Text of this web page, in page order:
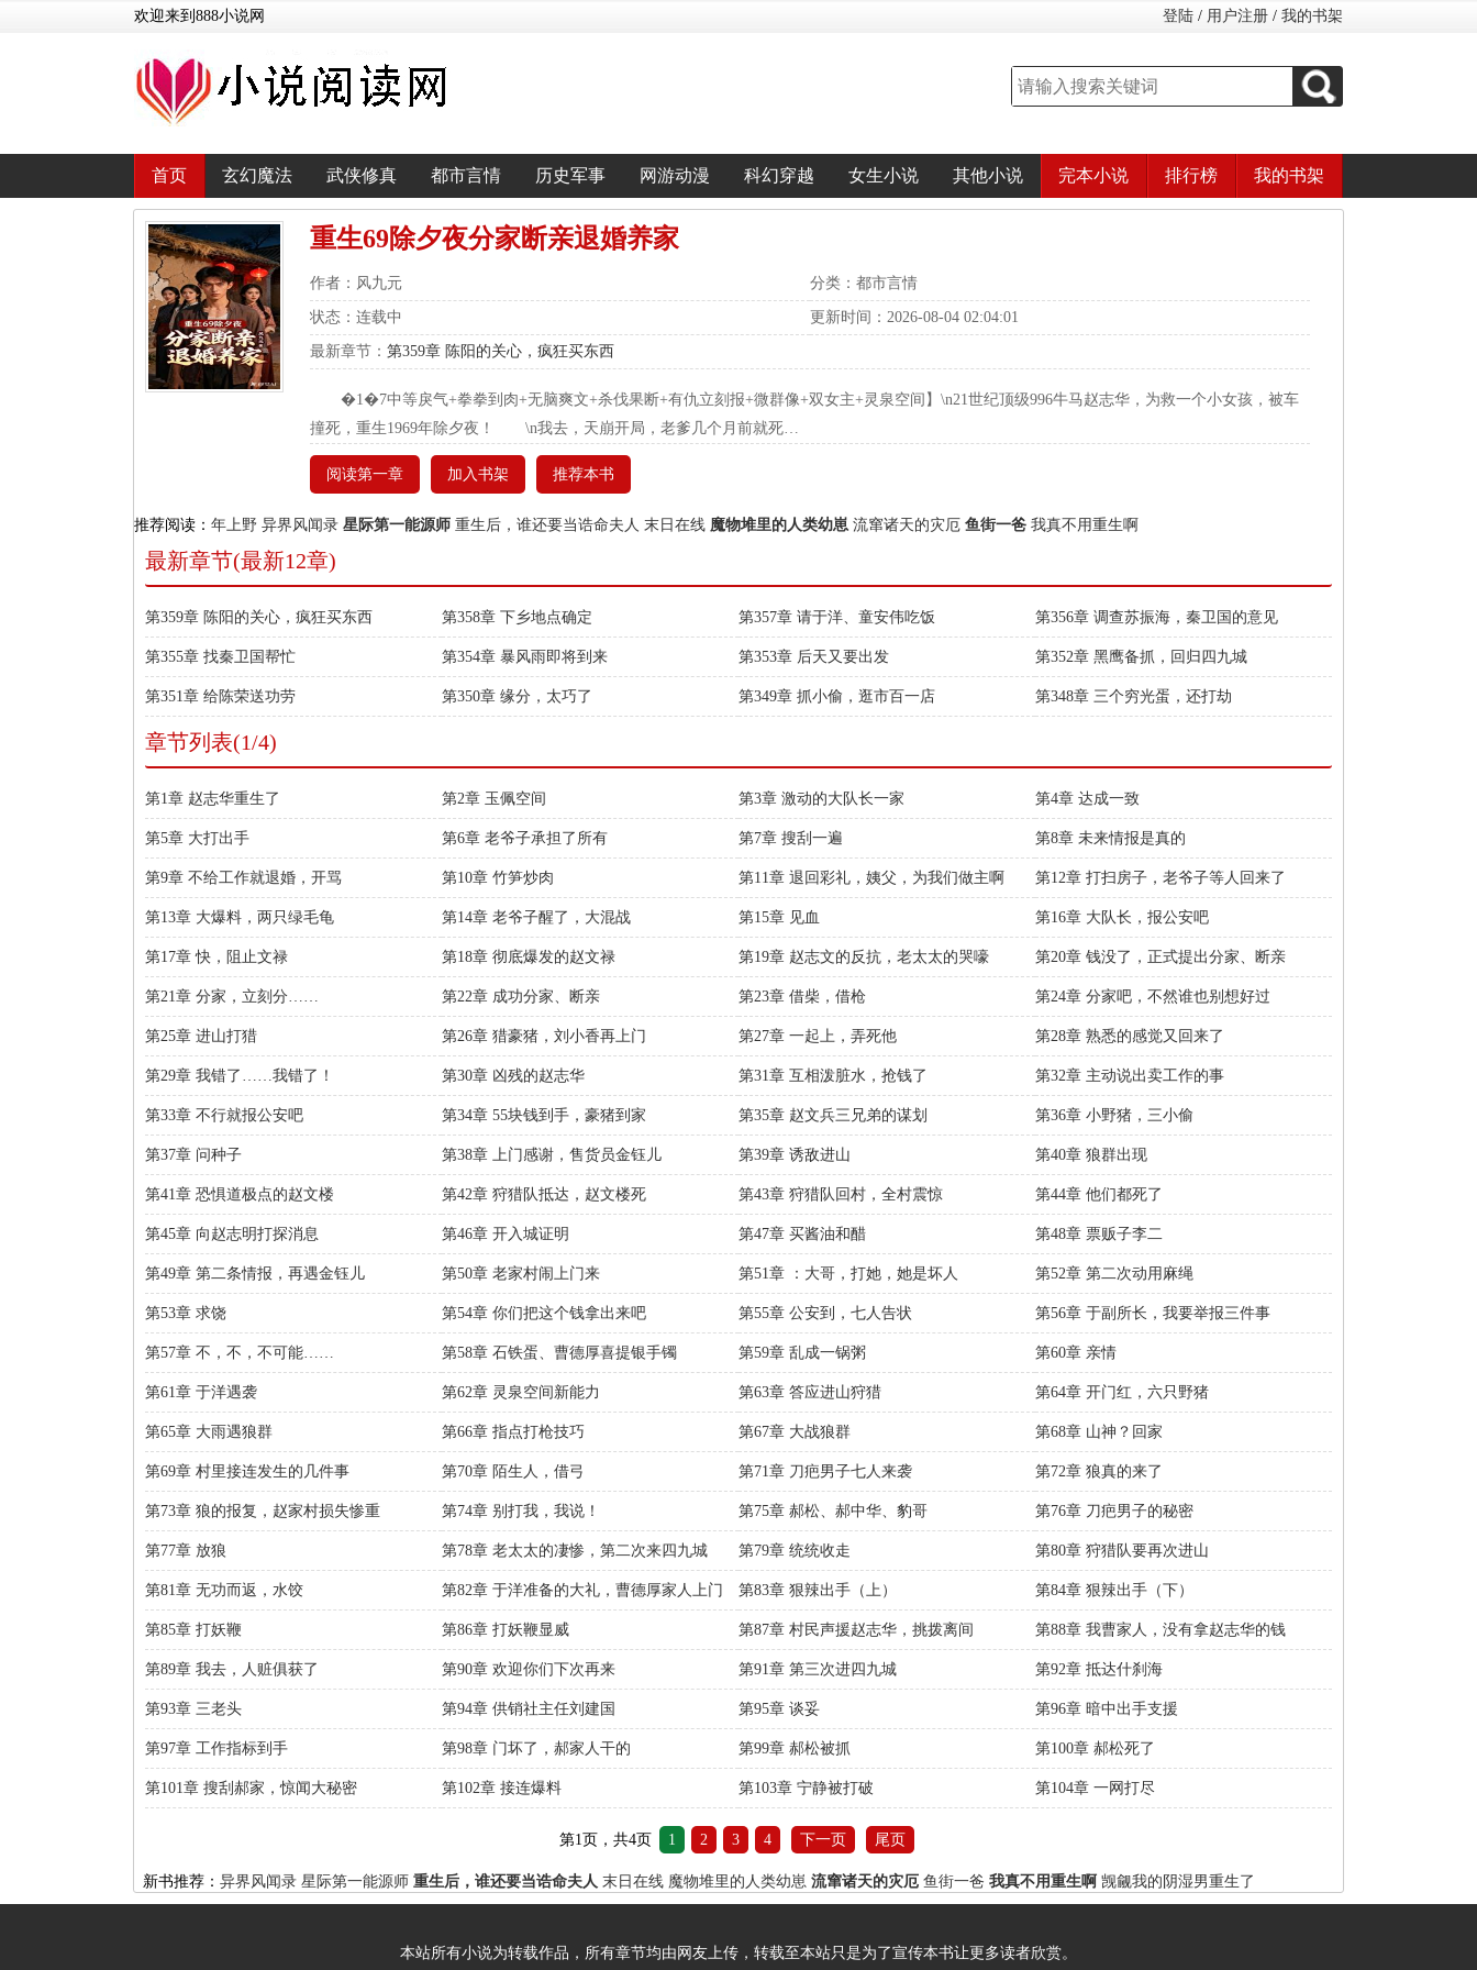
欢迎来到888小说网 登陆 / 用户注册 / 我的书架
首页 玄幻魔法 武侠修真 都市言情 历史军事 网游动漫 科幻穿越 女生小说 其他小说 完本小说 排行榜 我的书架
重生69除夕夜分家断亲退婚养家
作者：风九元 分类：都市言情
状态：连载中 更新时间：2026-08-04 02:04:01
最新章节： 第359章 陈阳的关心，疯狂买东西
�1�7中等戾气+拳拳到肉+无脑爽文+杀伐果断+有仇立刻报+微群像+双女主+灵泉空间】\n21世纪顶级996牛马赵志华，为救一个小女孩，被车
撞死，重生1969年除夕夜！ \n我去，天崩开局，老爹几个月前就死…
阅读第一章 加入书架 推荐本书
推荐阅读： 年上野 异界风闻录 星际第一能源师 重生后，谁还要当诰命夫人 末日在线 魔物堆里的人类幼崽 流窜诸天的灾厄 鱼街一爸 我真不用重生啊
最新章节(最新12章)
第359章 陈阳的关心，疯狂买东西 第358章 下乡地点确定 第357章 请于洋、童安伟吃饭 第356章 调查苏振海，秦卫国的意见
第355章 找秦卫国帮忙 第354章 暴风雨即将到来 第353章 后天又要出发 第352章 黑鹰备抓，回归四九城
第351章 给陈荣送功劳 第350章 缘分，太巧了 第349章 抓小偷，逛市百一店 第348章 三个穷光蛋，还打劫
章节列表(1/4)
第1章 赵志华重生了 第2章 玉佩空间 第3章 激动的大队长一家 第4章 达成一致
第5章 大打出手 第6章 老爷子承担了所有 第7章 搜刮一遍 第8章 未来情报是真的
第9章 不给工作就退婚，开骂 第10章 竹笋炒肉 第11章 退回彩礼，姨父，为我们做主啊 第12章 打扫房子，老爷子等人回来了
第13章 大爆料，两只绿毛龟 第14章 老爷子醒了，大混战 第15章 见血 第16章 大队长，报公安吧
第17章 快，阻止文禄 第18章 彻底爆发的赵文禄 第19章 赵志文的反抗，老太太的哭嚎 第20章 钱没了，正式提出分家、断亲
第21章 分家，立刻分…… 第22章 成功分家、断亲 第23章 借柴，借枪 第24章 分家吧，不然谁也别想好过
第25章 进山打猎 第26章 猎豪猪，刘小香再上门 第27章 一起上，弄死他 第28章 熟悉的感觉又回来了
第29章 我错了……我错了！ 第30章 凶残的赵志华 第31章 互相泼脏水，抢钱了 第32章 主动说出卖工作的事
第33章 不行就报公安吧 第34章 55块钱到手，豪猪到家 第35章 赵文兵三兄弟的谋划 第36章 小野猪，三小偷
第37章 问种子 第38章 上门感谢，售货员金钰儿 第39章 诱敌进山 第40章 狼群出现
第41章 恐惧道极点的赵文楼 第42章 狩猎队抵达，赵文楼死 第43章 狩猎队回村，全村震惊 第44章 他们都死了
第45章 向赵志明打探消息 第46章 开入城证明 第47章 买酱油和醋 第48章 票贩子李二
第49章 第二条情报，再遇金钰儿 第50章 老家村闹上门来 第51章 ：大哥，打她，她是坏人 第52章 第二次动用麻绳
第53章 求饶 第54章 你们把这个钱拿出来吧 第55章 公安到，七人告状 第56章 于副所长，我要举报三件事
第57章 不，不，不可能…… 第58章 石铁蛋、曹德厚喜提银手镯 第59章 乱成一锅粥 第60章 亲情
第61章 于洋遇袭 第62章 灵泉空间新能力 第63章 答应进山狩猎 第64章 开门红，六只野猪
第65章 大雨遇狼群 第66章 指点打枪技巧 第67章 大战狼群 第68章 山神？回家
第69章 村里接连发生的几件事 第70章 陌生人，借弓 第71章 刀疤男子七人来袭 第72章 狼真的来了
第73章 狼的报复，赵家村损失惨重 第74章 别打我，我说！ 第75章 郝松、郝中华、豹哥 第76章 刀疤男子的秘密
第77章 放狼 第78章 老太太的凄惨，第二次来四九城 第79章 统统收走 第80章 狩猎队要再次进山
第81章 无功而返，水饺 第82章 于洋准备的大礼，曹德厚家人上门 第83章 狠辣出手（上） 第84章 狠辣出手（下）
第85章 打妖鞭 第86章 打妖鞭显威 第87章 村民声援赵志华，挑拨离间 第88章 我曹家人，没有拿赵志华的钱
第89章 我去，人赃俱获了 第90章 欢迎你们下次再来 第91章 第三次进四九城 第92章 抵达什刹海
第93章 三老头 第94章 供销社主任刘建国 第95章 谈妥 第96章 暗中出手支援
第97章 工作指标到手 第98章 门坏了，郝家人干的 第99章 郝松被抓 第100章 郝松死了
第101章 搜刮郝家，惊闻大秘密 第102章 接连爆料 第103章 宁静被打破 第104章 一网打尽
第1页，共4页 1 2 3 4 下一页 尾页
新书推荐： 异界风闻录 星际第一能源师 重生后，谁还要当诰命夫人 末日在线 魔物堆里的人类幼崽 流窜诸天的灾厄 鱼街一爸 我真不用重生啊 觊觎我的阴湿男重生了
本站所有小说为转载作品，所有章节均由网友上传，转载至本站只是为了宣传本书让更多读者欣赏。